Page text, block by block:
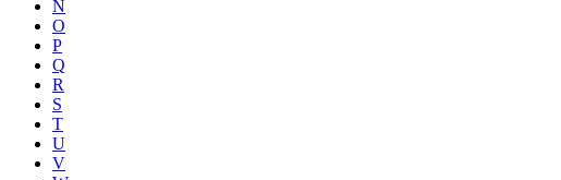
N
O
P
Q
R
S
T
U
V